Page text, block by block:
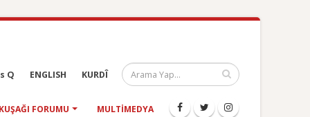
Q ENGLISH KURDÎ
FORUMU MULTIMEDYA